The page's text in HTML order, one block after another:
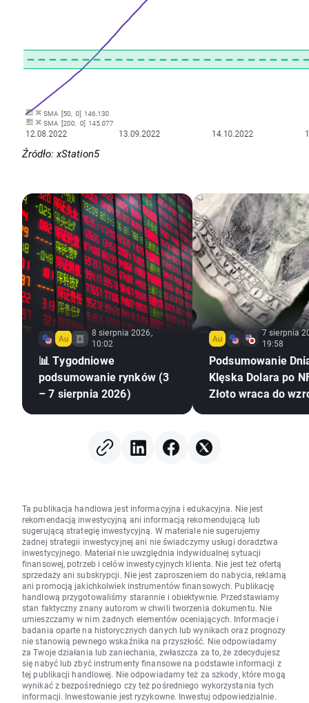
Źródło: xStation5
8 sierpnia 2026,
10:02
📊 Tygodniowe
podsumowanie rynków (3
– 7 sierpnia 2026)
7 sierpnia
19:58
Podsumowanie
Klęska Dolara po
Złoto wraca do
Ta publikacja handlowa jest informacyjna i edukacyjna. Nie jest
rekomendacją inwestycyjną ani informacją rekomendującą lub
sugerującą strategię inwestycyjną. W materiale nie sugerujemy
żadnej strategii inwestycyjnej ani nie świadczymy usługi doradztwa
inwestycyjnego. Materiał nie uwzględnia indywidualnej sytuacji
finansowej, potrzeb i celów inwestycyjnych klienta. Nie jest też ofertą
sprzedaży ani subskrypcji. Nie jest zaproszeniem do nabycia, reklamą
ani promocją jakichkolwiek instrumentów finansowych. Publikację
handlową przygotowaliśmy starannie i obiektywnie. Przedstawiamy
stan faktyczny znany autorom w chwili tworzenia dokumentu. Nie
umieszczamy w nim żadnych elementów oceniających. Informacje i
badania oparte na historycznych danych lub wynikach oraz prognozy
nie stanowią pewnego wskaźnika na przyszłość. Nie odpowiadamy
za Twoje działania lub zaniechania, zwłaszcza za to, że zdecydujesz
się nabyć lub zbyć instrumenty finansowe na podstawie informacji z
tej publikacji handlowej. Nie odpowiadamy też za szkody, które mogą
wynikać z bezpośredniego czy też pośredniego wykorzystania tych
informacji. Inwestowanie jest ryzykowne. Inwestuj odpowiedzialnie.